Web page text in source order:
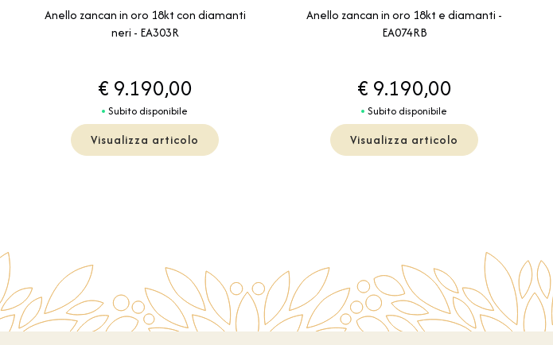
Anello zancan in oro 18kt con diamanti
neri - EA303R
€ 9.190,00
Subito disponibile
Visualizza articolo
Anello zancan in oro 18kt e diamanti -
EA074RB
€ 9.190,00
Subito disponibile
Visualizza articolo